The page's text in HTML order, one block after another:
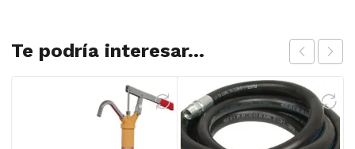
Te podría interesar...